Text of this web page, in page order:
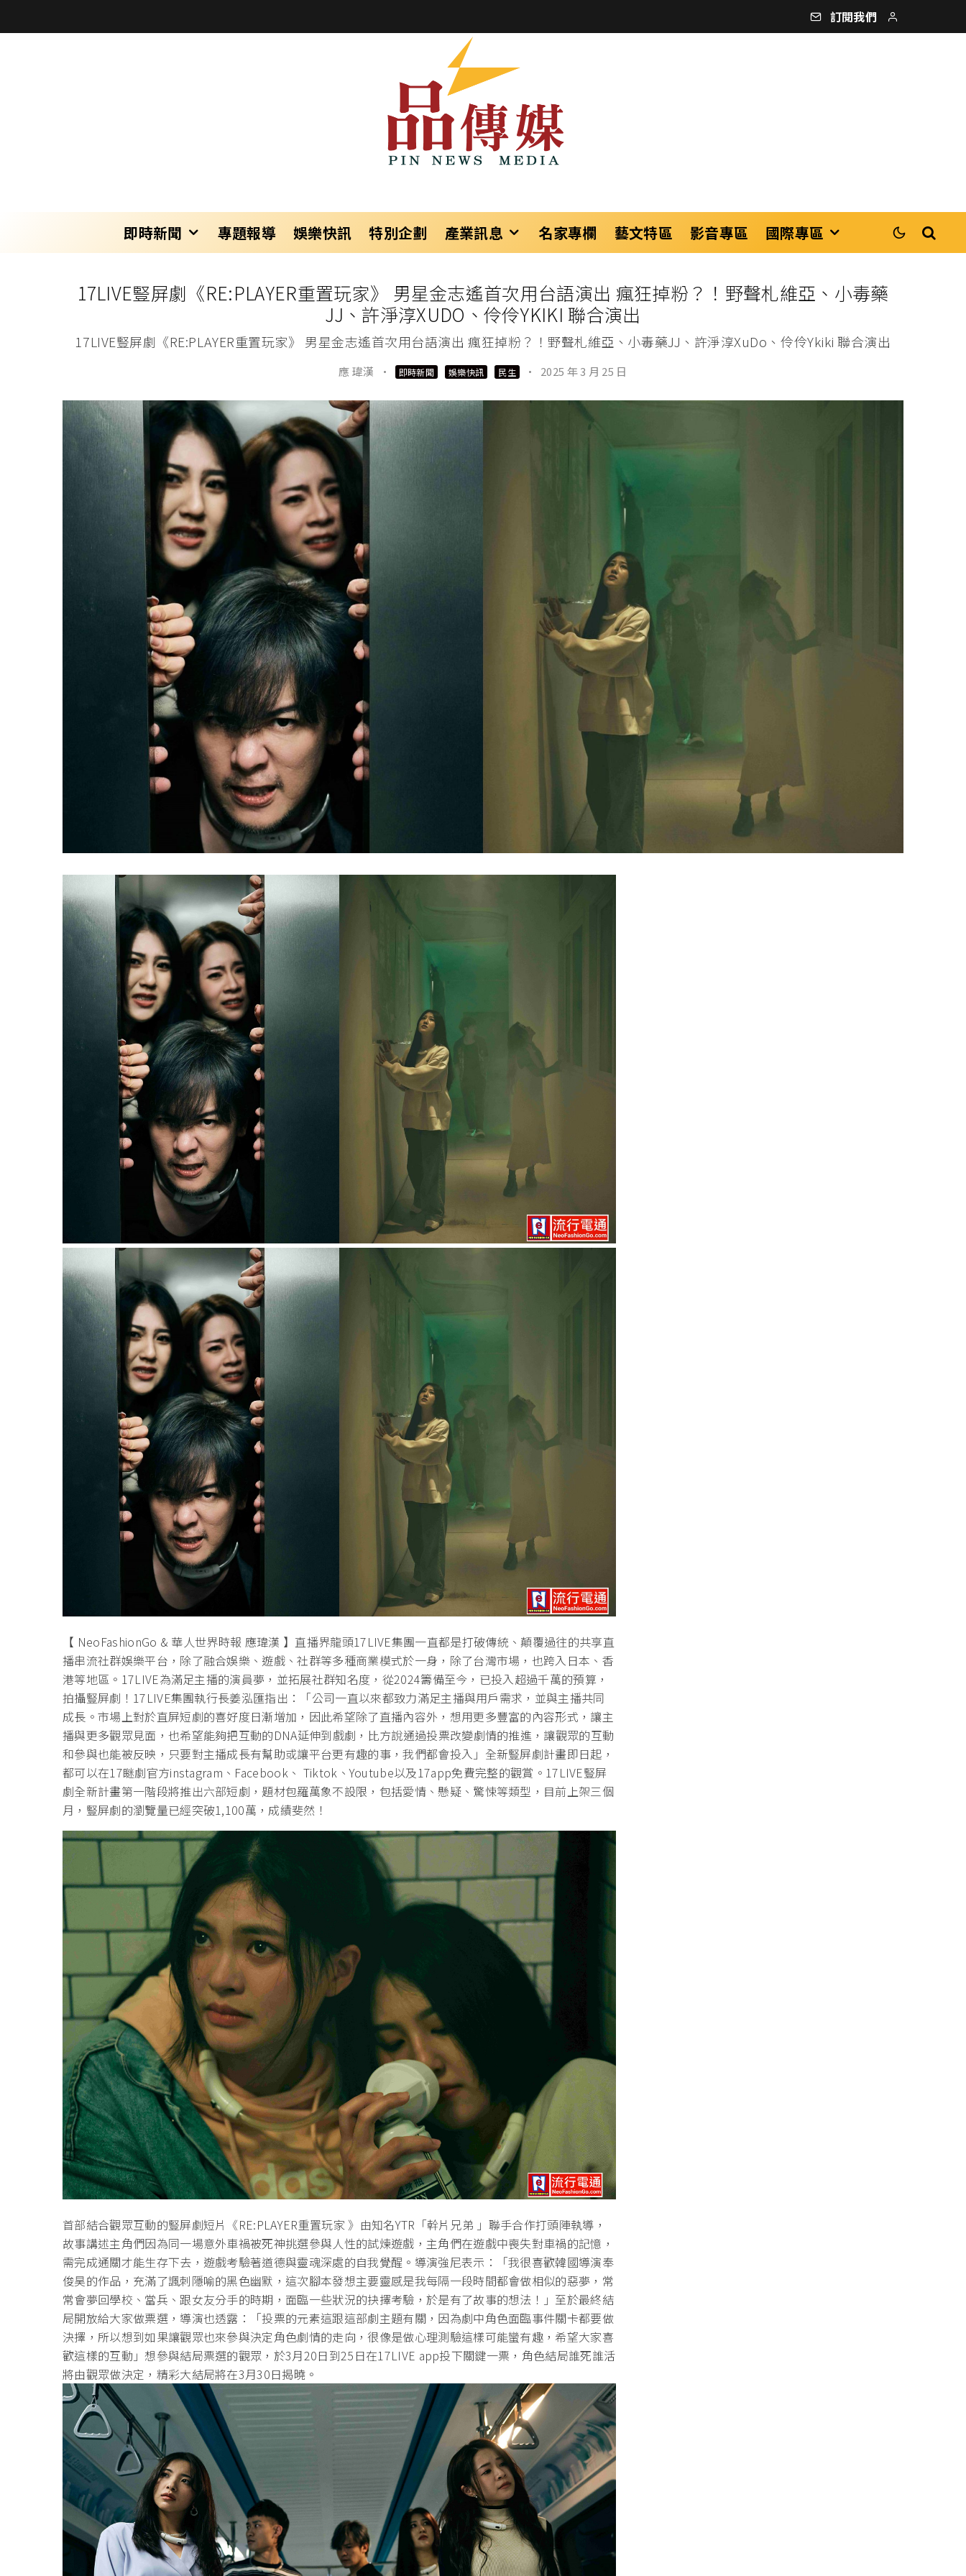
訂閱我們
即時新聞 專題報導 娛樂快訊 特別企劃 產業訊息 名家專欄 藝文特區 影音專區 國際專區
17LIVE豎屏劇《RE:PLAYER重置玩家》 男星金志遙首次用台語演出 瘋狂掉粉？！野聲札維亞、小毒藥
JJ、許淨淳XUDO、伶伶YKIKI 聯合演出
17LIVE豎屏劇《RE:PLAYER重置玩家》 男星金志遙首次用台語演出 瘋狂掉粉？！野聲札維亞、小毒藥JJ、許淨淳XuDo、伶伶Ykiki 聯合演出
應 瑋漢 · 即時新聞 娛樂快訊 民生 · 2025 年 3 月 25 日
【 NeoFashionGo & 華人世界時報 應瑋漢 】直播界龍頭17LIVE集團一直都是打破傳統、顛覆過往的共享直
播串流社群娛樂平台，除了融合娛樂、遊戲、社群等多種商業模式於一身，除了台灣市場，也跨入日本、香
港等地區。17LIVE為滿足主播的演員夢，並拓展社群知名度，從2024籌備至今，已投入超過千萬的預算，
拍攝豎屏劇！17LIVE集團執行長姜泓匯指出：「公司一直以來都致力滿足主播與用戶需求，並與主播共同
成長。市場上對於直屏短劇的喜好度日漸增加，因此希望除了直播內容外，想用更多豐富的內容形式，讓主
播與更多觀眾見面，也希望能夠把互動的DNA延伸到戲劇，比方說通過投票改變劇情的推進，讓觀眾的互動
和參與也能被反映，只要對主播成長有幫助或讓平台更有趣的事，我們都會投入」全新豎屏劇計畫即日起，
都可以在17瞇劇官方instagram、Facebook、 Tiktok、Youtube以及17app免費完整的觀賞。17LIVE豎屏
劇全新計畫第一階段將推出六部短劇，題材包羅萬象不設限，包括愛情、懸疑、驚悚等類型，目前上架三個
月，豎屏劇的瀏覽量已經突破1,100萬，成績斐然！
首部結合觀眾互動的豎屏劇短片《RE:PLAYER重置玩家 》由知名YTR「幹片兄弟 」聯手合作打頭陣執導，
故事講述主角們因為同一場意外車禍被死神挑選參與人性的試煉遊戲，主角們在遊戲中喪失對車禍的記憶，
需完成通關才能生存下去，遊戲考驗著道德與靈魂深處的自我覺醒。導演強尼表示：「我很喜歡韓國導演奉
俊昊的作品，充滿了諷刺隱喻的黑色幽默，這次腳本發想主要靈感是我每隔一段時間都會做相似的惡夢，常
常會夢回學校、當兵、跟女友分手的時期，面臨一些狀況的抉擇考驗，於是有了故事的想法！」至於最終結
局開放給大家做票選，導演也透露：「投票的元素這跟這部劇主題有關，因為劇中角色面臨事件關卡都要做
決擇，所以想到如果讓觀眾也來參與決定角色劇情的走向，很像是做心理測驗這樣可能蠻有趣，希望大家喜
歡這樣的互動」想參與結局票選的觀眾，於3月20日到25日在17LIVE app投下關鍵一票，角色結局誰死誰活
將由觀眾做決定，精彩大結局將在3月30日揭曉。